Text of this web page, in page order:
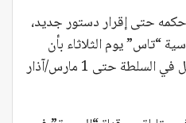
حتى إقرار دستور جديد،
“تاس” يوم الثلاثاء بأن
زعيم هيئة تحرير الشام سيظل في السلطة حتى 1 مارس/آذار